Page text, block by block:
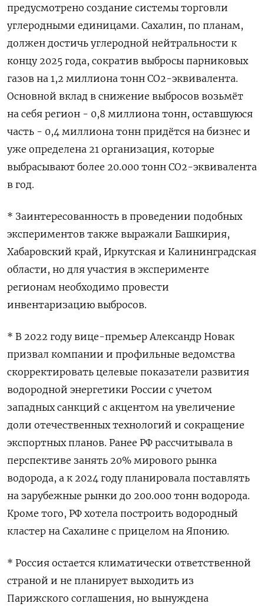
предусмотрено создание системы торговли
углеродными единицами. Сахалин, по планам,
должен достичь углеродной нейтральности к
концу 2025 года, сократив выбросы парниковых
газов на 1,2 миллиона тонн CО2-эквивалента.
Основной вклад в снижение выбросов возьмёт
на себя регион - 0,8 миллиона тонн, оставшуюся
часть - 0,4 миллиона тонн придётся на бизнес и
уже определена 21 организация, которые
выбрасывают более 20.000 тонн СО2-эквивалента
в год.
* Заинтересованность в проведении подобных
экспериментов также выражали Башкирия,
Хабаровский край, Иркутская и Калининградская
области, но для участия в эксперименте
регионам необходимо провести
инвентаризацию выбросов.
* В 2022 году вице-премьер Александр Новак
призвал компании и профильные ведомства
скорректировать целевые показатели развития
водородной энергетики России с учетом
западных санкций с акцентом на увеличение
доли отечественных технологий и сокращение
экспортных планов. Ранее РФ рассчитывала в
перспективе занять 20% мирового рынка
водорода, а к 2024 году планировала поставлять
на зарубежные рынки до 200.000 тонн водорода.
Кроме того, РФ хотела построить водородный
кластер на Сахалине с прицелом на Японию.
* Россия остается климатически ответственной
страной и не планирует выходить из
Парижского соглашения, но вынуждена